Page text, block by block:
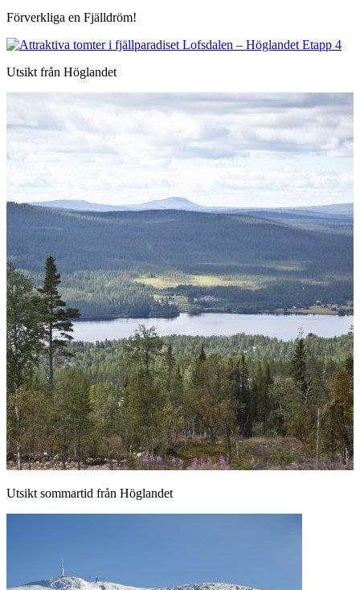
Förverkliga en Fjälldröm!
Utsikt från Höglandet
Utsikt sommartid från Höglandet